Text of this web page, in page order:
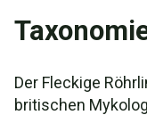
Der Fleckige
britischen